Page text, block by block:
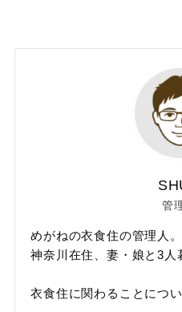
管
めがねの衣食住の管理人。
神奈川在住、妻・娘と3人
衣食住に関わることにつ